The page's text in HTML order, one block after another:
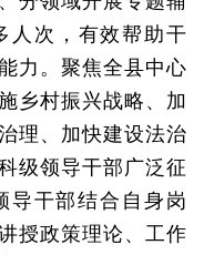
人次，有效帮助干
力。聚焦全县中心
乡村振兴战略、加
理、加快建设法治
级领导干部广泛征
导干部结合自身岗
授政策理论、工作